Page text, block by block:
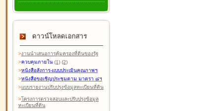
ดาวน์โหลดเอกสาร
>งานนำเสนอการคุ้มครองที่ดินของรัฐ
>ควบคุมภายใน (1) (2)
>หนังสือสังการ-แบบประเมินคุณภาพฯ
>หนังสือขอเชิญประชุมตาม มาตรา ๘ฯ
>แบบรายงานปรับปรุงข้อมูลทะเบียนที่ดิน
>โครงการตรวจสอบและปรับปรุงข้อมูล
ทะเบียนที่ดิน